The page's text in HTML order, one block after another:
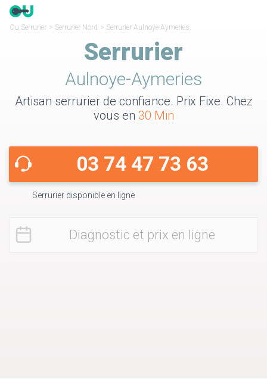
Ou Serrurier > Serrurier Nord > Serrurier Aulnoye-Aymeries
Serrurier
Aulnoye-Aymeries
Artisan serrurier de confiance. Prix Fixe. Chez
vous en 30 Min
03 74 47 73 63
Serrurier disponible en ligne
Diagnostic et prix en ligne